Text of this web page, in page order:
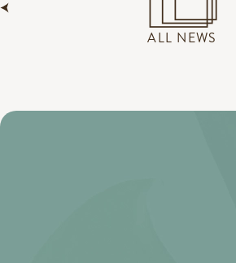
ALL NEWS